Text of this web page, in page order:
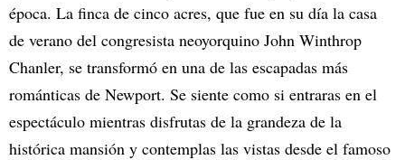
época. La finca de cinco acres, que fue en su día la casa
de verano del congresista neoyorquino John Winthrop
Chanler, se transformó en una de las escapadas más
románticas de Newport. Se siente como si entraras en el
espectáculo mientras disfrutas de la grandeza de la
histórica mansión y contemplas las vistas desde el famoso